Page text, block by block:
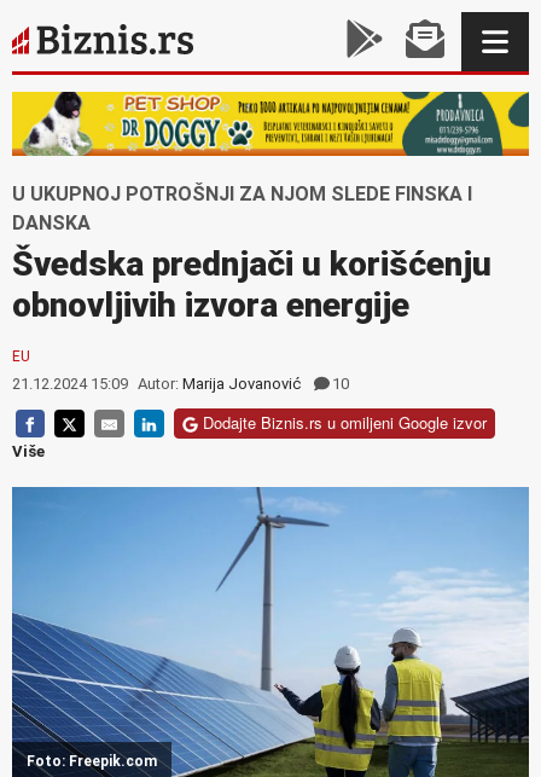
U UKUPNOJ POTROŠNJI ZA NJOM SLEDE FINSKA I
DANSKA
Švedska prednjači u korišćenju
obnovljivih izvora energije
EU
21.12.2024 15:09 Autor: Marija Jovanović 10
Dodajte Biznis.rs u omiljeni Google izvor
Više
Foto: Freepik.com